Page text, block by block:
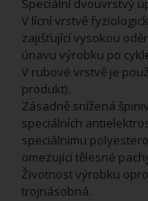
Speciální dvouvrstvý
V lícní vrstvě
zajišťující vysokou
únavu výrobku po
V rubové vrstvě je
produkt).
Zásadně snížená
speciálních
speciálnímu
omezující tělesné
Životnost výrobku
trojnásobná.